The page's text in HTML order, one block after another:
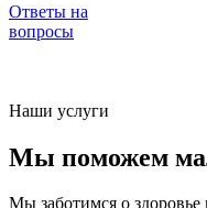
Ответы на
вопросы
Наши услуги
Мы поможем
Мы заботимся о